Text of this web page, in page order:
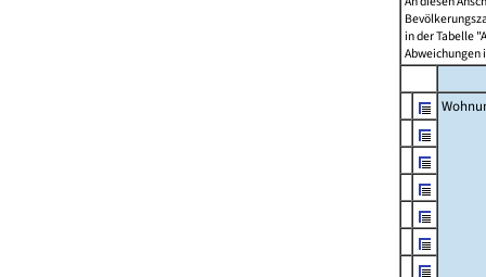
in der Tabelle
Abweichungen